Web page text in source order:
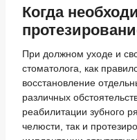
Когда
При должном уходе и
стоматолога, как
восстановление
различных
реабилитации зубного
челюсти, так и